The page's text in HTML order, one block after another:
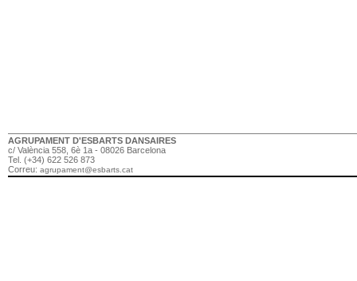
AGRUPAMENT D'ESBARTS DANSAIRES
c/ València 558, 6è 1a - 08026 Barcelona
Tel. (+34) 622 526 873
Correu: agrupament@esbarts.cat